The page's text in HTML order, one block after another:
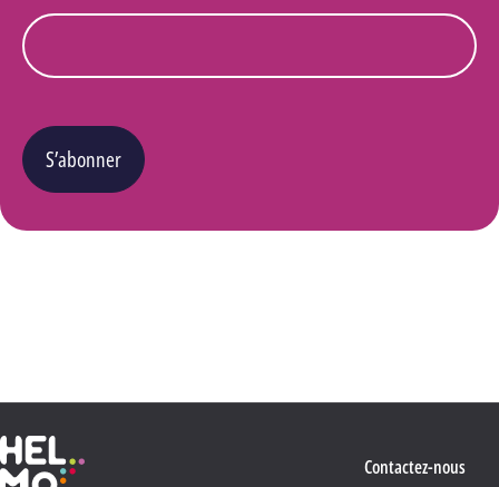
S’abonner
Haute École Libre Mosane
Contactez-nous